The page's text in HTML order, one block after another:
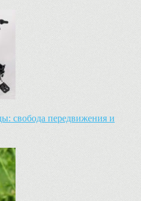
свобода передвижения и